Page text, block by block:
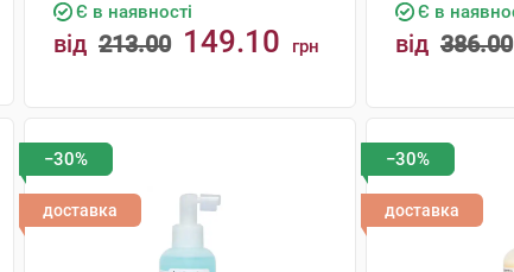
Є в наявності
від 213.00 149.10 грн
Є в
від 386.00
−30%
доставка
−30%
доставка